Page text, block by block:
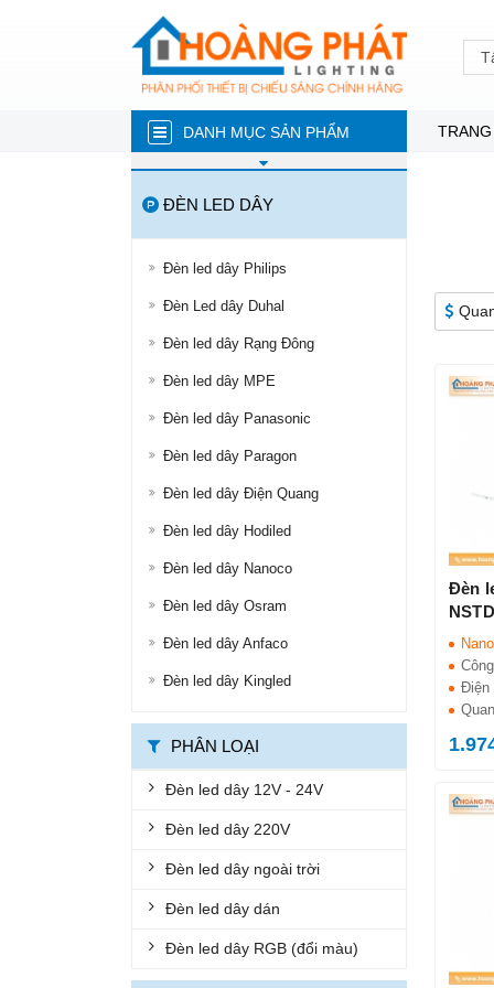
DANH MỤC SẢN PHẨM
ĐÈN NĂNG LƯỢNG MẶT TRỜI
ĐÈN LED TRÒN
ĐÈN BÁN NGUYỆT
ĐÈN PHA
ĐÈN LED NHÀ XƯỞNG
ĐÈN ĐƯỜNG LED
ĐÈN LED ỐP TRẦN
ĐÈN LED PANEL
ĐÈN THÔNG MINH
ĐÈN CHỐNG CHÁY NỔ
ĐÈN EXIT
ĐÈN KHẨN CẤP
ĐÈN LED DÂY
Đèn led dây Philips
Đèn Led dây Duhal
Đèn led dây Rạng Đông
Đèn led dây MPE
Đèn led dây Panasonic
Đèn led dây Paragon
Đèn led dây Điện Quang
Đèn led dây Hodiled
Đèn led dây Nanoco
Đèn led dây Osram
Đèn led dây Anfaco
Đèn led dây Kingled
PHÂN LOẠI
Đèn led dây 12V - 24V
Đèn led dây 220V
Đèn led dây ngoài trời
Đèn led dây dán
Đèn led dây RGB (đổi màu)
Đèn
Điện